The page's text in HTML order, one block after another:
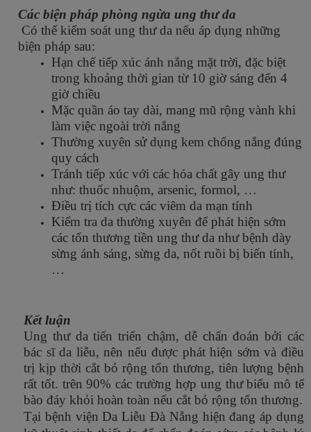
Các biện pháp phòng ngừa ung thư da
Có thể kiểm soát ung thư da nếu áp dụng những
biện pháp sau:
Hạn chế tiếp xúc ánh nắng mặt trời, đặc biệt
trong khoảng thời gian từ 10 giờ sáng đến 4
giờ chiều
Mặc quần áo tay dài, mang mũ rộng vành khi
làm việc ngoài trời nắng
Thường xuyên sử dụng kem chống nắng đúng
quy cách
Tránh tiếp xúc với các hóa chất gây ung thư
như: thuốc nhuộm, arsenic, formol, …
Điều trị tích cực các viêm da mạn tính
Kiểm tra da thường xuyên để phát hiện sớm
các tổn thương tiền ung thư da như bệnh dày
sừng ánh sáng, sừng da, nốt ruồi bị biến tính,
…
Kết luận
Ung thư da tiến triển chậm, dễ chẩn đoán bởi các
bác sĩ da liễu, nên nếu được phát hiện sớm và điều
trị kịp thời cắt bỏ rộng tổn thương, tiên lượng bệnh
rất tốt. trên 90% các trường hợp ung thư biểu mô tế
bào đáy khỏi hoàn toàn nếu cắt bỏ rộng tổn thương.
Tại bệnh viện Da Liễu Đà Nẵng hiện đang áp dụng